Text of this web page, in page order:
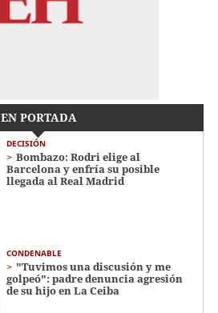
EN PORTADA
DECISIÓN
Bombazo: Rodri elige al
Barcelona y enfría su posible
llegada al Real Madrid
CONDENABLE
"Tuvimos una discusión y me
golpeó": padre denuncia agresión
de su hijo en La Ceiba